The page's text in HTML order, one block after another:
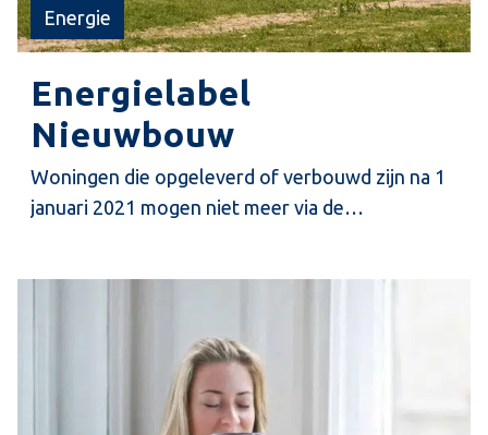
Energie
Energielabel
Nieuwbouw
Woningen die opgeleverd of verbouwd zijn na 1
januari 2021 mogen niet meer via de